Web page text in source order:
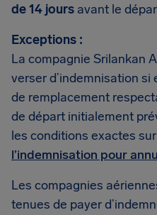
de 14 jours avant le
Exceptions :
La compagnie Srilankan
verser d’indemnisation si
de remplacement
de départ initialement
les conditions exactes
l’indemnisation pour
Les compagnies
tenues de payer